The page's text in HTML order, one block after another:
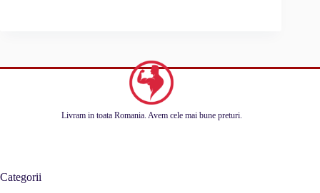
Livram in toata Romania. Avem cele mai bune preturi.
Categorii